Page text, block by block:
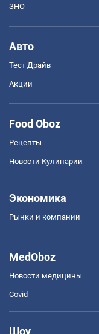
ЗНО
Авто
Тест Драйв
Акции
Food Oboz
Рецепты
Новости Кулинарии
Экономика
Рынки и компании
MedOboz
Новости медицины
Covid
Шоу